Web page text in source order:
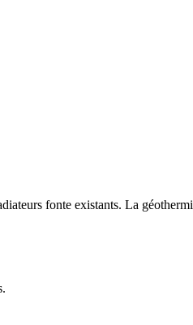
fonte existants. La